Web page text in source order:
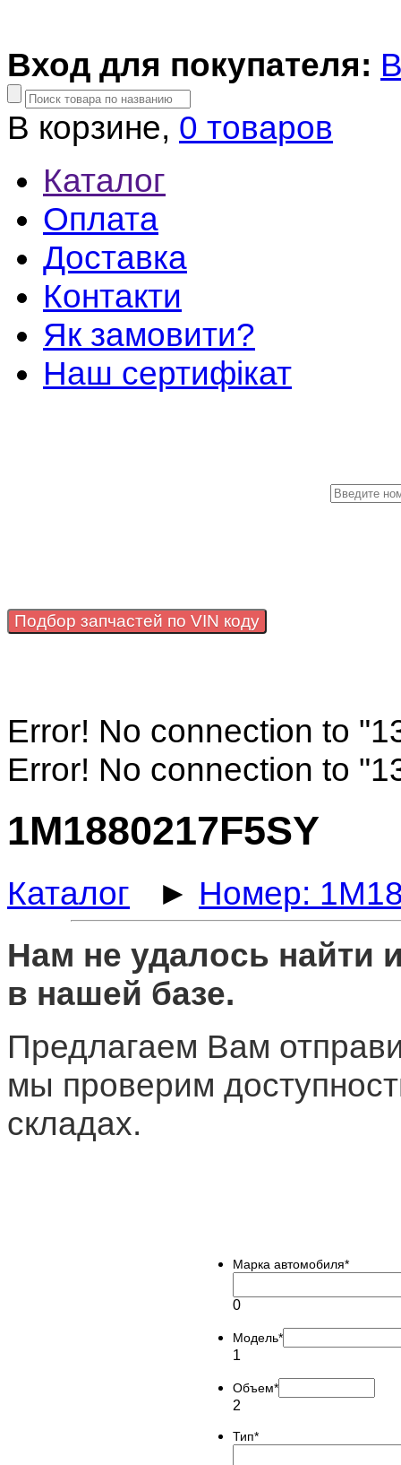
Вход для покупателя:
В корзине, 0 товаров
Каталог
Оплата
Доставка
Контакти
Як замовити?
Наш сертифікат
Подбор запчастей по VIN коду
Error! No connection to
Error! No connection to
1M1880217F5SY
Каталог ► Номер:
Нам не удалось найти
в нашей базе.
Предлагаем Вам
мы проверим
складах.
Марка автомобиля*
0
Модель*
1
Объем*
2
Тип*